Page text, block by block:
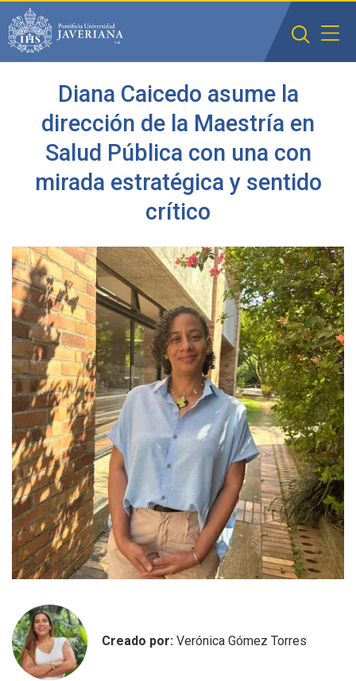
Saltar al contenido principal
Diana Caicedo asume la
dirección de la Maestría en
Salud Pública con una con
mirada estratégica y sentido
crítico
Creado por: Verónica Gómez Torres